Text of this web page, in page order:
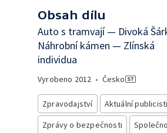
Obsah dílu
Auto s tramvají — Divoká
Náhrobní kámen — Zlínská
individua
Vyrobeno 2012 • Česko
Zpravodajství
Aktuální
Zprávy o bezpečnosti